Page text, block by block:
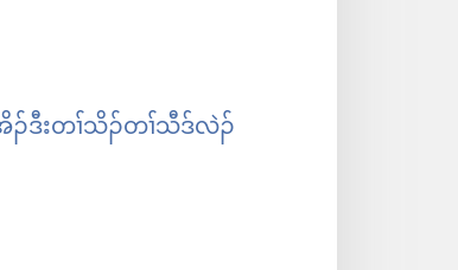
ဒီးတၢ်သိၣ်တၢ်သီဒ်လဲၣ်